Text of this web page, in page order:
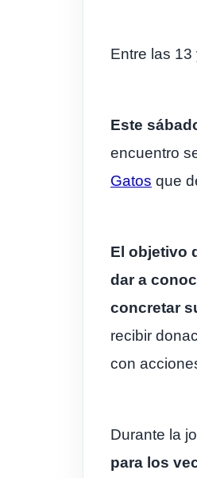
Entre las
Este
encuentro
Gatos que
El objetivo
dar a
concretar
recibir
con
Durante la
para los